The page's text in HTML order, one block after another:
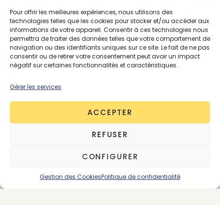
Pour offrir les meilleures expériences, nous utilisons des
technologies telles que les cookies pour stocker et/ou accéder aux
informations de votre appareil. Consentir à ces technologies nous
permettra de traiter des données telles que votre comportement de
navigation ou des identifiants uniques sur ce site. Le fait de ne pas
consentir ou de retirer votre consentement peut avoir un impact
négatif sur certaines fonctionnalités et caractéristiques.
Gérer les services
ACCEPTER
REFUSER
CONFIGURER
Gestion des CookiesPolitique de confidentialité
CHINE/ASIE FAST FASHION PREMIUM SHEIN